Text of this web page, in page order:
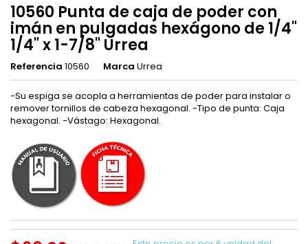
10560 Punta de caja de poder con
imán en pulgadas hexágono de 1/4"
1/4" x 1-7/8" Urrea
Referencia 10560 Marca Urrea
-Su espiga se acopla a herramientas de poder para instalar o
remover tornillos de cabeza hexagonal. -Tipo de punta: Caja
hexagonal. -Vástago: Hexagonal.